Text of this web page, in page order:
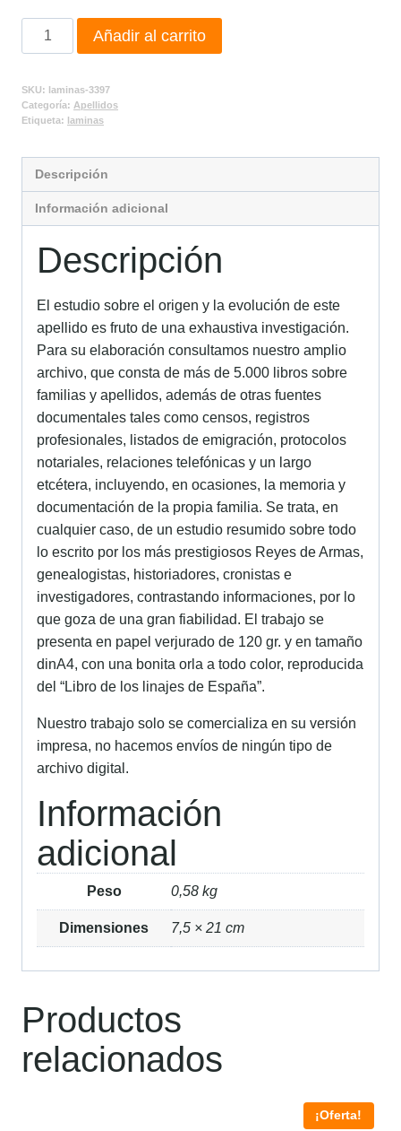
Añadir al carrito
SKU: laminas-3397
Categoría: Apellidos
Etiqueta: laminas
Descripción
Información adicional
Descripción
El estudio sobre el origen y la evolución de este
apellido es fruto de una exhaustiva investigación.
Para su elaboración consultamos nuestro amplio
archivo, que consta de más de 5.000 libros sobre
familias y apellidos, además de otras fuentes
documentales tales como censos, registros
profesionales, listados de emigración, protocolos
notariales, relaciones telefónicas y un largo
etcétera, incluyendo, en ocasiones, la memoria y
documentación de la propia familia. Se trata, en
cualquier caso, de un estudio resumido sobre todo
lo escrito por los más prestigiosos Reyes de Armas,
genealogistas, historiadores, cronistas e
investigadores, contrastando informaciones, por lo
que goza de una gran fiabilidad. El trabajo se
presenta en papel verjurado de 120 gr. y en tamaño
dinA4, con una bonita orla a todo color, reproducida
del “Libro de los linajes de España”.
Nuestro trabajo solo se comercializa en su versión
impresa, no hacemos envíos de ningún tipo de
archivo digital.
Información
adicional
Peso 0,58 kg
Dimensiones 7,5 × 21 cm
Productos
relacionados
¡Oferta!